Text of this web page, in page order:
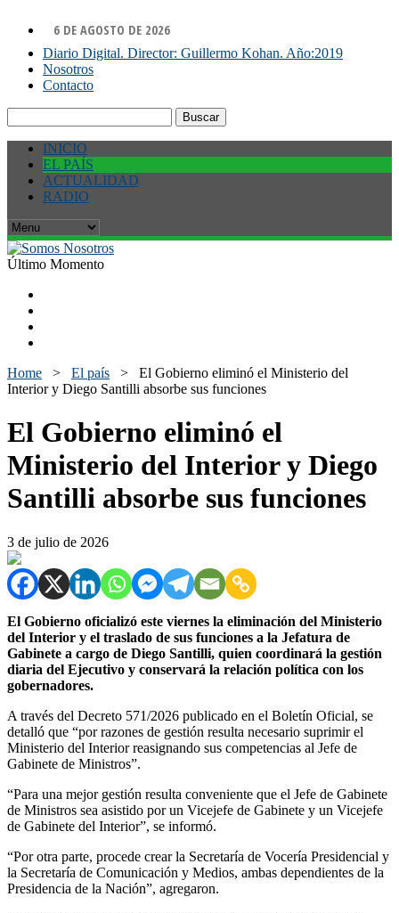
6 DE AGOSTO DE 2026
Diario Digital. Director: Guillermo Kohan. Año:2019
Nosotros
Contacto
INICIO
EL PAÍS
ACTUALIDAD
RADIO
Último Momento
Home > El país > El Gobierno eliminó el Ministerio del
Interior y Diego Santilli absorbe sus funciones
El Gobierno eliminó el
Ministerio del Interior y Diego
Santilli absorbe sus funciones
3 de julio de 2026
El Gobierno oficializó este viernes la eliminación del Ministerio
del Interior y el traslado de sus funciones a la Jefatura de
Gabinete a cargo de Diego Santilli, quien coordinará la gestión
diaria del Ejecutivo y conservará la relación política con los
gobernadores.
A través del Decreto 571/2026 publicado en el Boletín Oficial, se
detalló que “por razones de gestión resulta necesario suprimir el
Ministerio del Interior reasignando sus competencias al Jefe de
Gabinete de Ministros”.
“Para una mejor gestión resulta conveniente que el Jefe de Gabinete
de Ministros sea asistido por un Vicejefe de Gabinete y un Vicejefe
de Gabinete del Interior”, se informó.
“Por otra parte, procede crear la Secretaría de Vocería Presidencial y
la Secretaría de Comunicación y Medios, ambas dependientes de la
Presidencia de la Nación”, agregaron.